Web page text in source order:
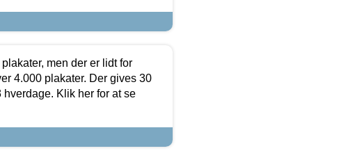
men der er lidt for
4.000 plakater. Der gives 30
Klik her for at se